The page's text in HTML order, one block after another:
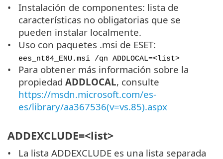
Instalación de componentes: lista de
características no obligatorias que se
pueden instalar localmente.
Uso con paquetes .msi de ESET:
ees_nt64_ENU.msi /qn ADDLOCAL=<list>
Para obtener más información sobre la
propiedadADDLOCAL, consulte
https://msdn.microsoft.com/es-
es/library/aa367536(v=vs.85).aspx
ADDEXCLUDE=<list>
La lista ADDEXCLUDE es una lista separada